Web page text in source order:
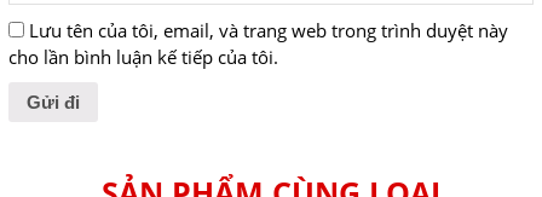
Lưu tên của tôi, email, và trang web trong trình duyệt này
cho lần bình luận kế tiếp của tôi.